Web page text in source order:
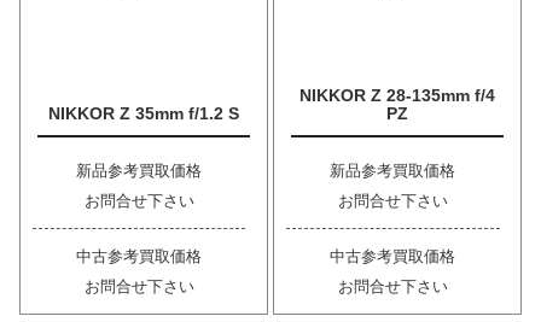
NIKKOR Z 35mm f/1.2 S
新品参考買取価格
お問合せ下さい
中古参考買取価格
お問合せ下さい
NIKKOR Z 28-135mm f/4
PZ
新品参考買取価格
お問合せ下さい
中古参考買取価格
お問合せ下さい